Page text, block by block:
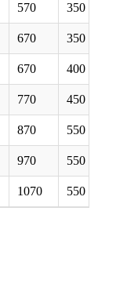
570 350
670 350
670 400
770 450
870 550
970 550
1070 550